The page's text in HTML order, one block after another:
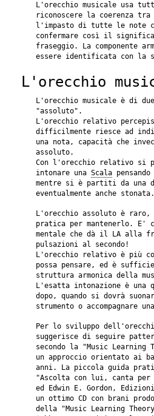
L'orecchio musicale usa
riconoscere la coerenza
l'impasto di tutte le note
confermare così il
fraseggio. La componente
essere identificata con la
L'orecchio
L'orecchio musicale è di
"assoluto".
L'orecchio relativo
difficilmente riesce ad
una nota, capacità che
assoluto.
Con l'orecchio relativo si
intonare una Scala
mentre si è partiti da una
eventualmente anche stonata.
L'orecchio assoluto è raro,
pratica per mantenerlo. E'
mentale che dà il LA alla
pulsazioni al secondo!
L'orecchio relativo è più
possa pensare, ed è
struttura armonica della
L'esatta intonazione è una
dopo, quando si dovrà
strumento o accompagnare
Per lo sviluppo
suggerisce di seguire
secondo la "Music Learning
un approccio orientato ai
anni. La piccola guida
"Ascolta con lui, canta
ed Edwin E. Gordon,
un ottimo CD con brani
della "Music Learning